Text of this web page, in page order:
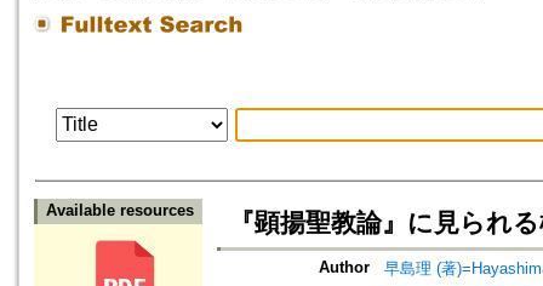
Available resources 『顕揚聖教論』に見られ
Author
早島理 (著